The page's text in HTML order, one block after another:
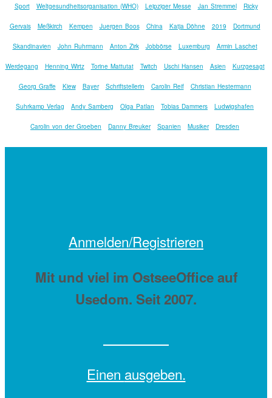
Sport Weltgesundheitsorganisation (WHO) Leipziger Messe Jan Stremmel Ricky
Gervais Meßkirch Kempen Juergen Boos China Katja Döhne 2019 Dortmund
Skandinavien John Ruhrmann Anton Zirk Jobbörse Luxemburg Armin Laschet
Werdegang Henning Wirtz Torine Mattutat Twitch Uschi Hansen Asien Kurzgesagt
Georg Graffe Kiew Bayer Schriftstellerin Carolin Reif Christian Hestermann
Suhrkamp Verlag Andy Samberg Olga Patlan Tobias Dammers Ludwigshafen
Carolin von der Groeben Danny Breuker Spanien Musiker Dresden
Anmelden/Registrieren
Mit und viel im OstseeOffice auf
Usedom. Seit 2007.
Einen ausgeben.